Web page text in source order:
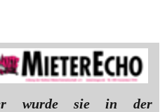
wurde sie in der